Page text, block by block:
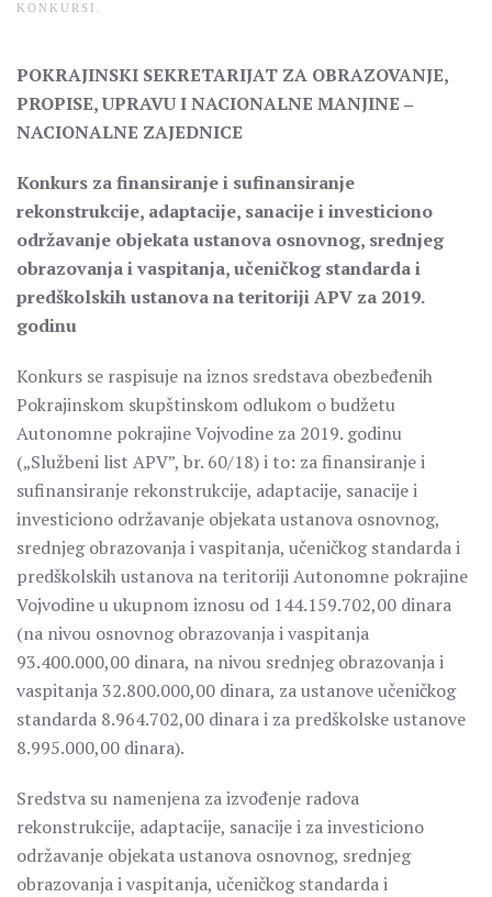
KONKURSI
POKRAJINSKI SEKRETARIJAT ZA OBRAZOVANJE,
PROPISE, UPRAVU I NACIONALNE MANJINE ‒
NACIONALNE ZAJEDNICE
Konkurs za finansiranje i sufinansiranje
rekonstrukcije, adaptacije, sanacije i investiciono
održavanje objekata ustanova osnovnog, srednjeg
obrazovanja i vaspitanja, učeničkog standarda i
predškolskih ustanova na teritoriji APV za 2019.
godinu
Konkurs se raspisuje na iznos sredstava obezbeđenih
Pokrajinskom skupštinskom odlukom o budžetu
Autonomne pokrajine Vojvodine za 2019. godinu
(„Službeni list APV”, br. 60/18) i to: za finansiranje i
sufinansiranje rekonstrukcije, adaptacije, sanacije i
investiciono održavanje objekata ustanova osnovnog,
srednjeg obrazovanja i vaspitanja, učeničkog standarda i
predškolskih ustanova na teritoriji Autonomne pokrajine
Vojvodine u ukupnom iznosu od 144.159.702,00 dinara
(na nivou osnovnog obrazovanja i vaspitanja
93.400.000,00 dinara, na nivou srednjeg obrazovanja i
vaspitanja 32.800.000,00 dinara, za ustanove učeničkog
standarda 8.964.702,00 dinara i za predškolske ustanove
8.995.000,00 dinara).
Sredstva su namenjena za izvođenje radova
rekonstrukcije, adaptacije, sanacije i za investiciono
održavanje objekata ustanova osnovnog, srednjeg
obrazovanja i vaspitanja, učeničkog standarda i